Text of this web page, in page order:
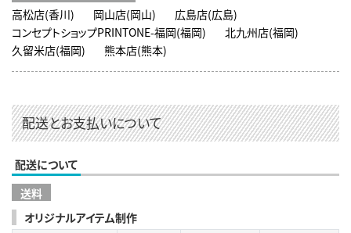
高松店(香川)
岡山店(岡山)
広島店(広島)
コンセプトショップPRINTONE-福岡(福岡)
北九州店(福岡)
久留米店(福岡)
熊本店(熊本)
配送とお支払いについて
配送について
送料
オリジナルアイテム制作